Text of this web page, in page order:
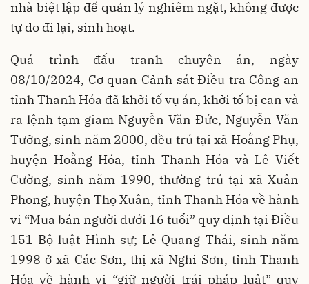
nhà biệt lập để quản lý nghiêm ngặt, không được
tự do đi lại, sinh hoạt.
Quá trình đấu tranh chuyên án, ngày
08/10/2024, Cơ quan Cảnh sát Điều tra Công an
tỉnh Thanh Hóa đã khởi tố vụ án, khởi tố bị can và
ra lệnh tạm giam Nguyễn Văn Đức, Nguyễn Văn
Tưởng, sinh năm 2000, đều trú tại xã Hoằng Phụ,
huyện Hoằng Hóa, tỉnh Thanh Hóa và Lê Viết
Cường, sinh năm 1990, thường trú tại xã Xuân
Phong, huyện Thọ Xuân, tỉnh Thanh Hóa về hành
vi “Mua bán người dưới 16 tuổi” quy định tại Điều
151 Bộ luật Hình sự; Lê Quang Thái, sinh năm
1998 ở xã Các Sơn, thị xã Nghi Sơn, tỉnh Thanh
Hóa về hành vi “giữ người trái pháp luật” quy